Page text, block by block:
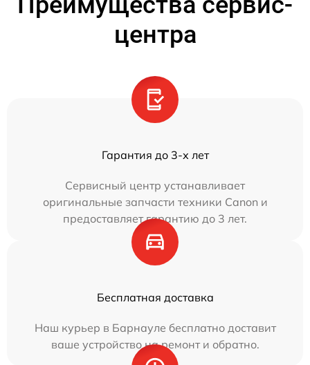
центра
Гарантия до 3-х лет
Сервисный центр устанавливает
оригинальные запчасти техники Canon и
предоставляет гарантию до 3 лет.
Бесплатная доставка
Наш курьер в Барнауле бесплатно доставит
ваше устройство на ремонт и обратно.